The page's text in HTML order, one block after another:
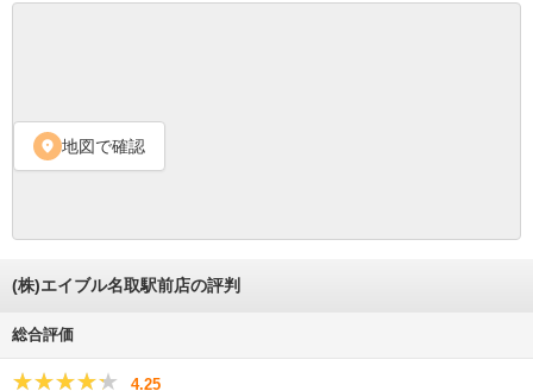
location_on 地図で確認
(株)エイブル名取駅前店の評判
総合評価
★★★★★
★★★★★ 4.25